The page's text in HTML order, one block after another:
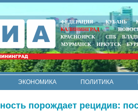
ФЕДЕРАЦИЯ КУБАНЬ
КАЛИНИНГРАД
КРАСНОЯРСК
СПБ
МУРМАНСК
ИРКУТСК
ЭКОНОМИКА ПОЛИТИКА
порождает рецидив: